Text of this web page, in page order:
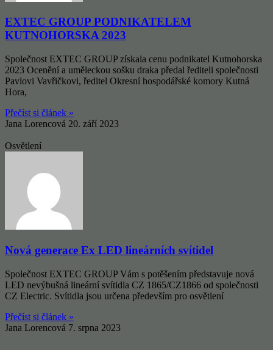
EXTEC GROUP PODNIKATELEM
KUTNOHORSKA 2023
Společnost EXTEC GROUP získala cenu podnikatel Kutnohorska
2023 Ocenění a uměleckou sošku draka předal řediteli společnosti
Pavlovi Vavřičkovi, ředitel Okresní hospodářské komory Kutná
Hora,
Přečíst si článek »
Jana Lorencová 20. září 2023
Osvětlení
Nová generace Ex LED lineárních svítidel
Společnost EXTEC GROUP Vám s potěšením představuje nová
LED nevýbušná lineární svítidla CZ 1865/CZ1866 od společnosti
CZ Electric. Svítidla jsou určena především pro osvětlení
Přečíst si článek »
Jana Lorencová 7. srpna 2023